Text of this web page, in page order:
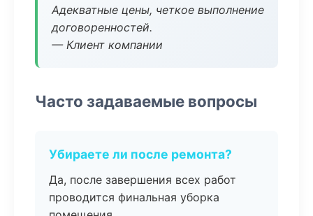
Адекватные цены, четкое выполнение
договоренностей.
— Клиент компании
Часто задаваемые вопросы
Убираете ли после ремонта?
Да, после завершения всех работ
проводится финальная уборка